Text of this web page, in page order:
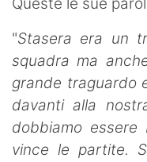
Queste le sue
"Stasera era un
squadra ma
grande traguardo
davanti alla
dobbiamo
vince le partite.